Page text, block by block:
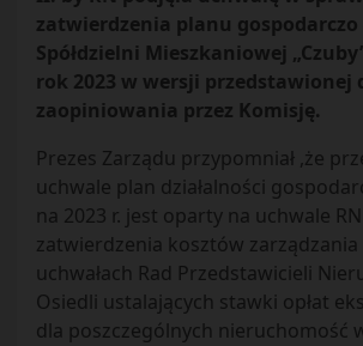
zatwierdzenia planu
Spółdzielni Mieszkaniowej
rok 2023 w wersji przedstawionej
zaopiniowania przez Komisję.
Prezes Zarządu przypomniał ,że
uchwale plan działalności
na 2023 r. jest oparty na uchwale
zatwierdzenia kosztów zarządzania
uchwałach Rad Przedstawicieli
Osiedli ustalających stawki opłat
dla poszczególnych nieruchomość